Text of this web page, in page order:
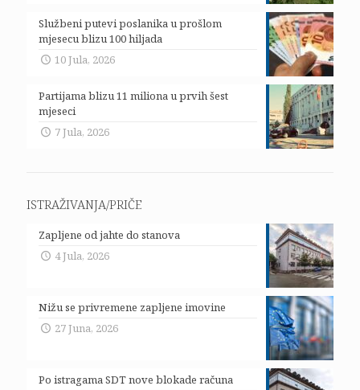
Službeni putevi poslanika u prošlom
mjesecu blizu 100 hiljada
10 Jula, 2026
Partijama blizu 11 miliona u prvih šest
mjeseci
7 Jula, 2026
ISTRAŽIVANJA/PRIČE
Zapljene od jahte do stanova
4 Jula, 2026
Nižu se privremene zapljene imovine
27 Juna, 2026
Po istragama SDT nove blokade računa